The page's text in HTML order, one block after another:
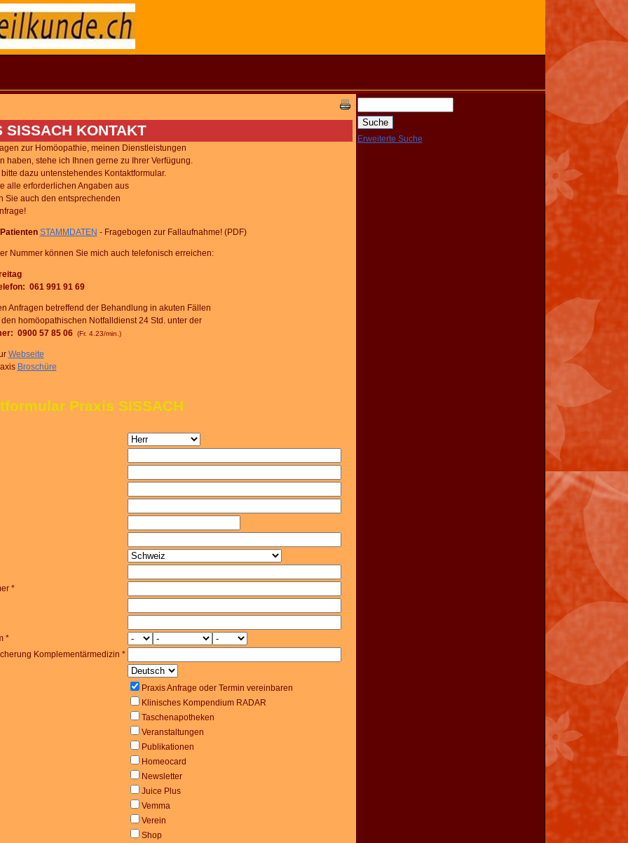
SISSACH KONTAKT
zur Homöopathie, meinen Dienstleistungen
haben, stehe ich Ihnen gerne zu Ihrer Verfügung.
dazu untenstehendes Kontaktformular.
alle erforderlichen Angaben aus
Sie auch den entsprechenden
Patienten STAMMDATEN - Fragebogen zur Fallaufnahme! (PDF)
Nummer können Sie mich auch telefonisch erreichen:
061 991 91 69
Anfragen betreffend der Behandlung in akuten Fällen
homöopathischen Notfalldienst 24 Std. unter der
0900 57 85 06 (Fr. 4.23/min.)
Webseite
Broschüre
Praxis SISSACH
*
*
Komplementärmedizin *
Praxis Anfrage oder Termin vereinbaren
Klinisches Kompendium RADAR
Taschenapotheken
Veranstaltungen
Publikationen
Homeocard
Newsletter
Juice Plus
Vemma
Verein
Shop
Erweiterte Suche